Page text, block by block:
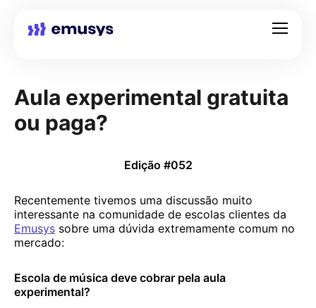
Aula experimental gratuita
ou paga?
Edição #052
Recentemente tivemos uma discussão muito
interessante na comunidade de escolas clientes da
Emusys sobre uma dúvida extremamente comum no
mercado:
Escola de música deve cobrar pela aula
experimental?